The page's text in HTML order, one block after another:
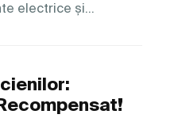
electrice și…